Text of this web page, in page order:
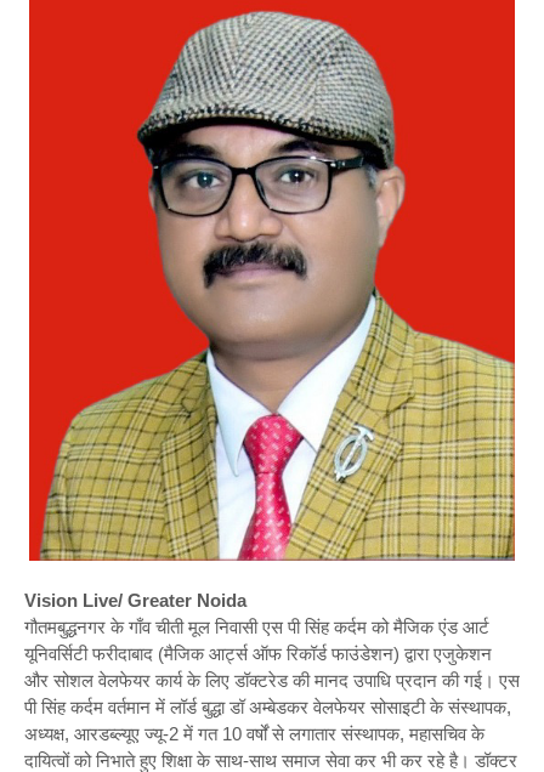
Vision Live/ Greater Noida
गौतमबुद्धनगर के गाँव चीती मूल निवासी एस पी सिंह कर्दम को मैजिक एंड आर्ट
यूनिवर्सिटी फरीदाबाद (मैजिक आर्ट्स ऑफ रिकॉर्ड फाउंडेशन) द्वारा एजुकेशन
और सोशल वेलफेयर कार्य के लिए डॉक्टरेड की मानद उपाधि प्रदान की गई। एस
पी सिंह कर्दम वर्तमान में लॉर्ड बुद्धा डॉ अम्बेडकर वेलफेयर सोसाइटी के संस्थापक,
अध्यक्ष, आरडब्ल्यूए ज्यू-2 में गत 10 वर्षों से लगातार संस्थापक, महासचिव के
दायित्वों को निभाते हुए शिक्षा के साथ-साथ समाज सेवा कर भी कर रहे है। डॉक्टर